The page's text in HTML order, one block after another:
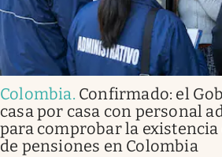
Colombia. Confirmado: el
casa por casa con personal
para comprobar la
de pensiones en Colombia